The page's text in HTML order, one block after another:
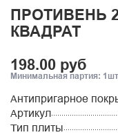
ПРОТИВЕНЬ
КВАДРАТ
198.00 руб
Минимальная партия:
Антипригарное
Артикул
Тип плиты